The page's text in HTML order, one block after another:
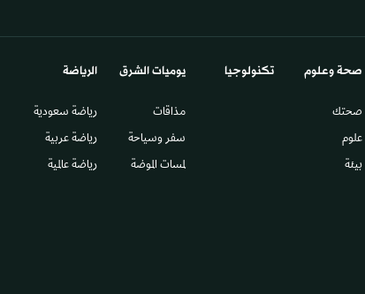
صحة وعلوم
صحتك
علوم
بيئة
تكنولوجيا يوميات الشرق​
مذاقات
سفر وسياحة
لمسات الموضة
الرياضة
رياضة سعودية
رياضة عربية
رياضة عالمية